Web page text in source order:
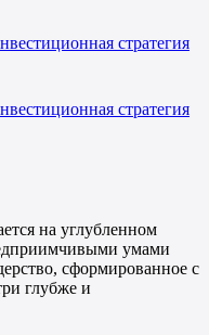
стратегия
стратегия
на углубленном
умами
сформированное с
глубже и